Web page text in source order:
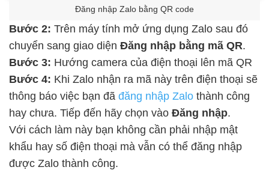
Đăng nhập Zalo bằng QR code
Bước 2: Trên máy tính mở ứng dụng Zalo sau đó
chuyển sang giao diện Đăng nhập bằng mã QR.
Bước 3: Hướng camera của điện thoại lên mã QR
Bước 4: Khi Zalo nhận ra mã này trên điện thoại sẽ
thông báo việc bạn đã đăng nhập Zalo thành công
hay chưa. Tiếp đến hãy chọn vào Đăng nhập.
Với cách làm này bạn không cần phải nhập mật
khẩu hay số điện thoại mà vẫn có thể đăng nhập
được Zalo thành công.